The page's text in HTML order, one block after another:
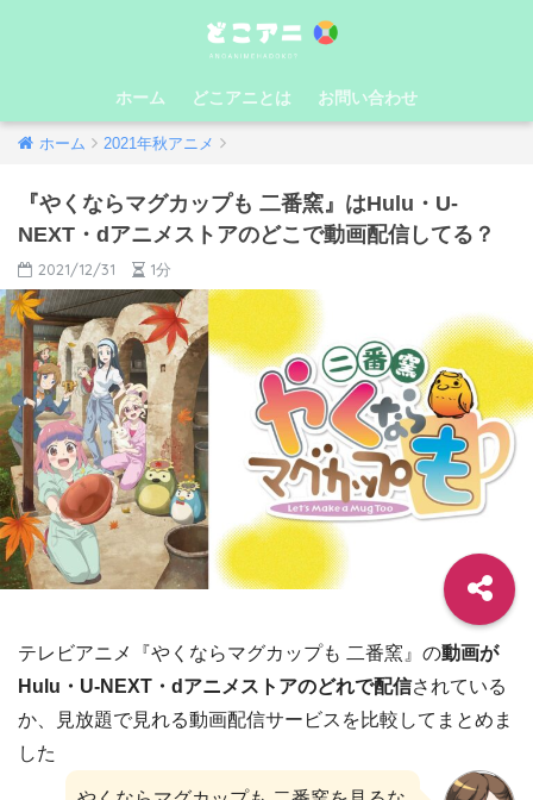
ホーム どこアニとは お問い合わせ
ホーム 2021年秋アニメ
『やくならマグカップも 二番窯』はHulu・U-
NEXT・dアニメストアのどこで動画配信してる？
2021/12/31 1分
テレビアニメ『やくならマグカップも 二番窯』の動画が
Hulu・U-NEXT・dアニメストアのどれで配信されている
か、見放題で見れる動画配信サービスを比較してまとめま
した